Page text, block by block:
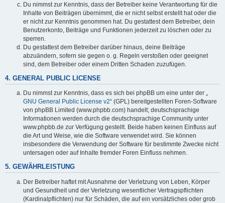
Du nimmst zur Kenntnis, dass der Betreiber keine Verantwortung für die
Inhalte von Beiträgen übernimmt, die er nicht selbst erstellt hat oder die
er nicht zur Kenntnis genommen hat. Du gestattest dem Betreiber, dein
Benutzerkonto, Beiträge und Funktionen jederzeit zu löschen oder zu
sperren.
Du gestattest dem Betreiber darüber hinaus, deine Beiträge
abzuändern, sofern sie gegen o. g. Regeln verstoßen oder geeignet
sind, dem Betreiber oder einem Dritten Schaden zuzufügen.
4. GENERAL PUBLIC LICENSE
Du nimmst zur Kenntnis, dass es sich bei phpBB um eine unter der „
GNU General Public License v2“ (GPL) bereitgestellten Foren-Software
von phpBB Limited (www.phpbb.com) handelt; deutschsprachige
Informationen werden durch die deutschsprachige Community unter
www.phpbb.de zur Verfügung gestellt. Beide haben keinen Einfluss auf
die Art und Weise, wie die Software verwendet wird. Sie können
insbesondere die Verwendung der Software für bestimmte Zwecke nicht
untersagen oder auf Inhalte fremder Foren Einfluss nehmen.
5. GEWÄHRLEISTUNG
Der Betreiber haftet mit Ausnahme der Verletzung von Leben, Körper
und Gesundheit und der Verletzung wesentlicher Vertragspflichten
(Kardinalpflichten) nur für Schäden, die auf ein vorsätzliches oder grob